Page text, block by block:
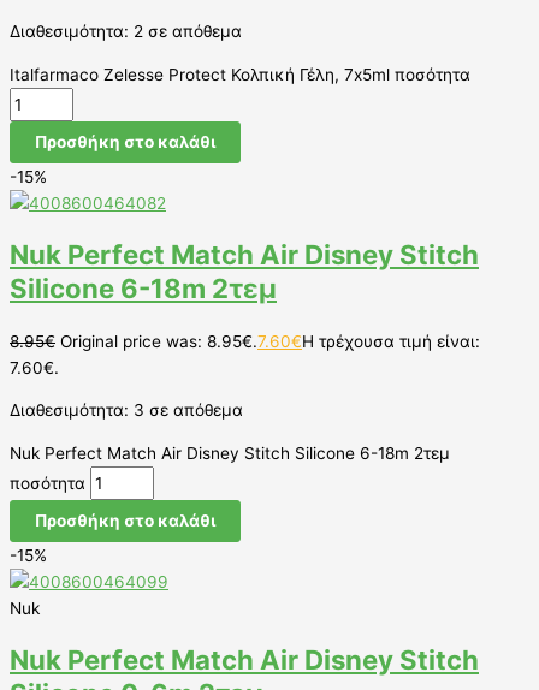
Διαθεσιμότητα: 2 σε απόθεμα
Italfarmaco Zelesse Protect Κολπική Γέλη, 7x5ml ποσότητα
Προσθήκη στο καλάθι
-15%
Nuk Perfect Match Air Disney Stitch
Silicone 6-18m 2τεμ
8.95€ Original price was: 8.95€.7.60€Η τρέχουσα τιμή είναι:
7.60€.
Διαθεσιμότητα: 3 σε απόθεμα
Nuk Perfect Match Air Disney Stitch Silicone 6-18m 2τεμ
ποσότητα
Προσθήκη στο καλάθι
-15%
Nuk
Nuk Perfect Match Air Disney Stitch